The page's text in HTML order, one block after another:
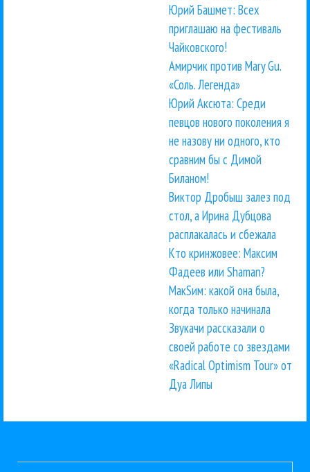
Юрий Башмет: Всех
приглашаю на фестиваль
Чайковского!
Амирчик против Mary Gu.
«Соль. Легенда»
Юрий Аксюта: Среди
певцов нового поколения я
не назову ни одного, кто
сравним бы с Димой
Биланом!
Виктор Дробыш залез под
стол, а Ирина Дубцова
расплакалась и сбежала
Кто кринжовее: Максим
Фадеев или Shaman?
МакSим: какой она была,
когда только начинала
Звукачи рассказали о
своей работе со звездами
«Radical Optimism Tour» от
Дуа Липы